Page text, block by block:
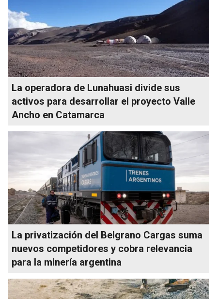
La operadora de Lunahuasi divide sus
activos para desarrollar el proyecto Valle
Ancho en Catamarca
La privatización del Belgrano Cargas suma
nuevos competidores y cobra relevancia
para la minería argentina